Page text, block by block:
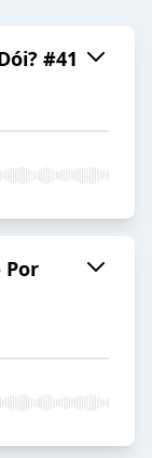
#41
Por